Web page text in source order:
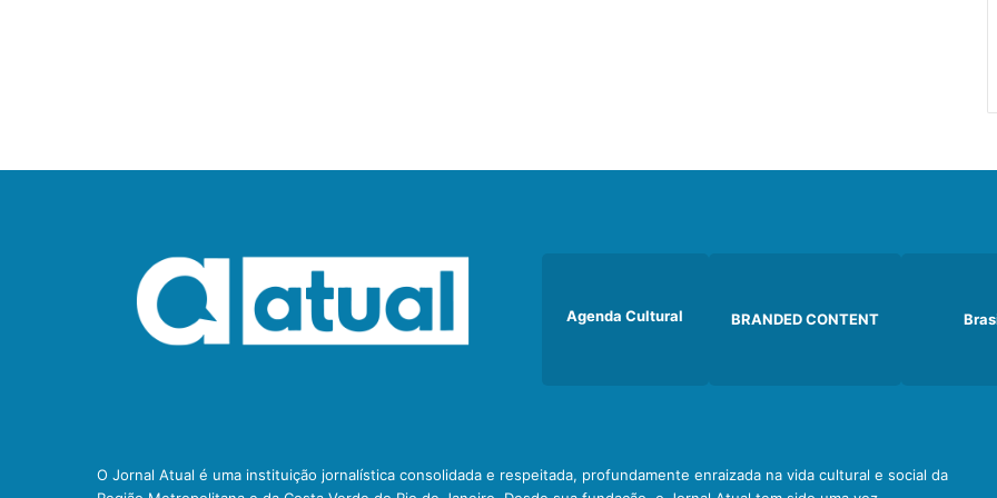
Agenda Cultural BRANDED CONTENT
O Jornal Atual é uma instituição jornalística consolidada e respeitada, profundamente enraizada na vida cultural e social da